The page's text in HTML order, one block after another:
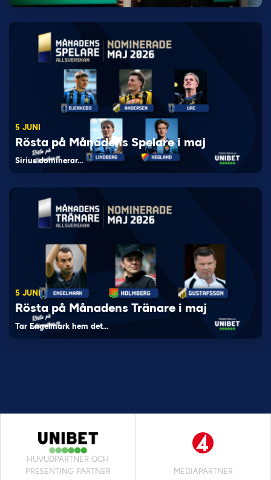
5 JUNI
Rösta på Månadens Spelare i maj
Sirius dominerar…
5 JUNI
Rösta på Månadens Tränare i maj
Tar Engelmark hem det…
HUVUDPARTNER OCH
PRESENTING PARTNER
MEDIAPARTNER